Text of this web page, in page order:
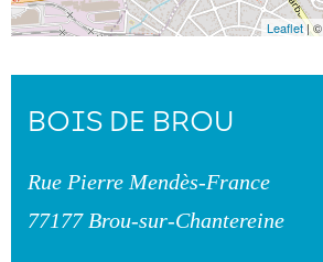
Leaflet| ©
BOIS DE BROU
Rue Pierre Mendès-France
77177 Brou-sur-Chantereine